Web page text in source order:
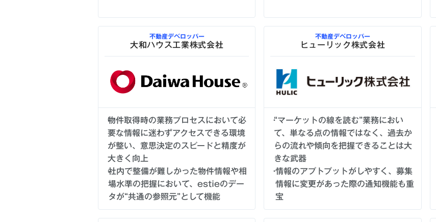
不動産デベロッパー
大和ハウス工業株式会社
物件取得時の業務プロセスにおいて必
要な情報に迷わずアクセスできる環境
が整い、意思決定のスピードと精度が
大きく向上
社内で整備が難しかった物件情報や相
場水準の把握において、estieのデー
タが“共通の参照元”として機能
不動産デベロッパー
ヒューリック株式会社
“マーケットの線を読む”業務におい
て、単なる点の情報ではなく、過去か
らの流れや傾向を把握できることは大
きな武器
情報のアプトプットがしやすく、募集
情報に変更があった際の通知機能も重
宝